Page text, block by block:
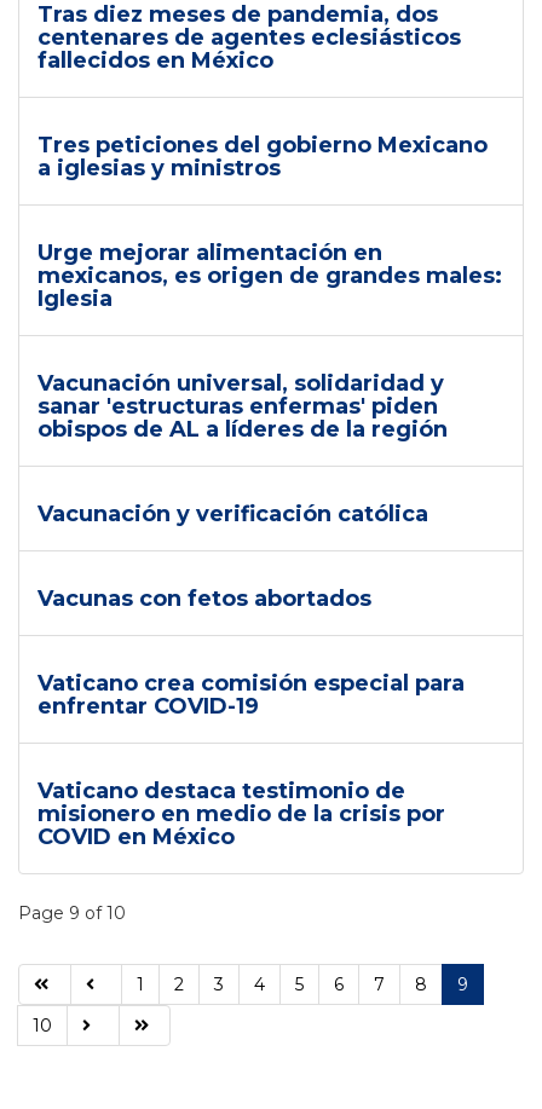
Tras diez meses de pandemia, dos
centenares de agentes eclesiásticos
fallecidos en México
Tres peticiones del gobierno Mexicano
a iglesias y ministros
Urge mejorar alimentación en
mexicanos, es origen de grandes males:
Iglesia
Vacunación universal, solidaridad y
sanar 'estructuras enfermas' piden
obispos de AL a líderes de la región
Vacunación y verificación católica
Vacunas con fetos abortados
Vaticano crea comisión especial para
enfrentar COVID-19
Vaticano destaca testimonio de
misionero en medio de la crisis por
COVID en México
Page 9 of 10
1 2 3 4 5 6 7 8
9
10